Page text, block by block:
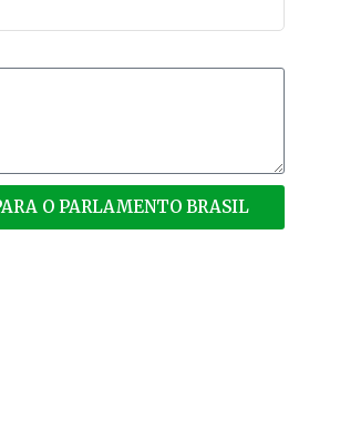
O PARLAMENTO BRASIL